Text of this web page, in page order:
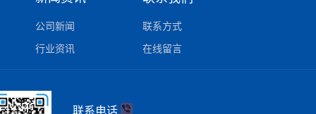
公司新闻
行业资讯
联系方式
在线留言
联系电话